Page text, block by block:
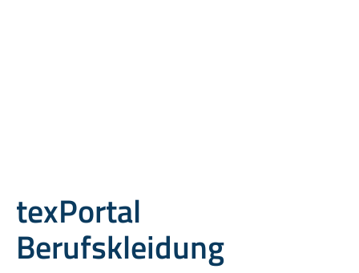
texPortal
Berufskleidung